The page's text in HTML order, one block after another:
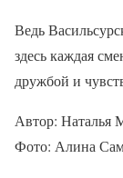
Ведь
здесь каждая
дружбой и
Автор: Наталья
Фото: Алина